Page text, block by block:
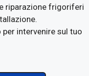
e riparazione frigoriferi
intervenire sul tuo